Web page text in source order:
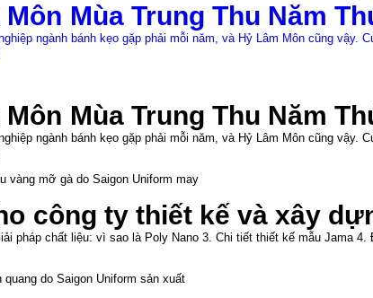
Mùa Trung Thu Năm
ngành bánh kẹo gặp phải mỗi năm, và Hỷ Lâm Môn cũng vậy.
Mùa Trung Thu Năm
ngành bánh kẹo gặp phải mỗi năm, và Hỷ Lâm Môn cũng vậy.
công ty thiết kế và xây
pháp chất liệu: vì sao là Poly Nano 3. Chi tiết thiết kế mẫu Jama